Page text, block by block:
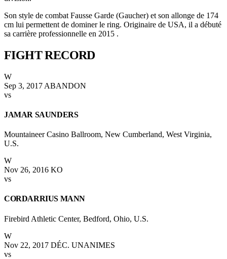
Son style de combat Fausse Garde (Gaucher) et son allonge de 174
cm lui permettent de dominer le ring. Originaire de USA, il a débuté
sa carrière professionnelle en 2015 .
FIGHTRECORD
W
Sep 3, 2017 ABANDON
vs
JAMAR SAUNDERS
Mountaineer Casino Ballroom, New Cumberland, West Virginia,
U.S.
W
Nov 26, 2016 KO
vs
CORDARRIUS MANN
Firebird Athletic Center, Bedford, Ohio, U.S.
W
Nov 22, 2017 DÉC. UNANIMES
vs